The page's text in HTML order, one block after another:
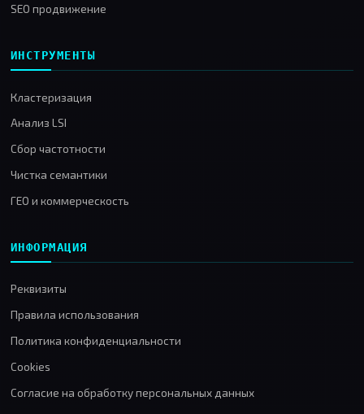
SEO продвижение
ИНСТРУМЕНТЫ
Кластеризация
Анализ LSI
Сбор частотности
Чистка семантики
ГЕО и коммерческость
ИНФОРМАЦИЯ
Реквизиты
Правила использования
Политика конфиденциальности
Cookies
Согласие на обработку персональных данных